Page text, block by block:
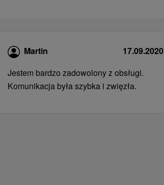
Martin
17.09.2020
Jestem bardzo zadowolony z obsługi.
Komunikacja była szybka i zwięzła.